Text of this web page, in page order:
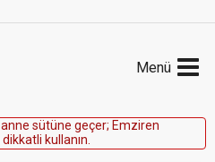
Menü
anne sütüne geçer; Emziren
dikkati ku anın